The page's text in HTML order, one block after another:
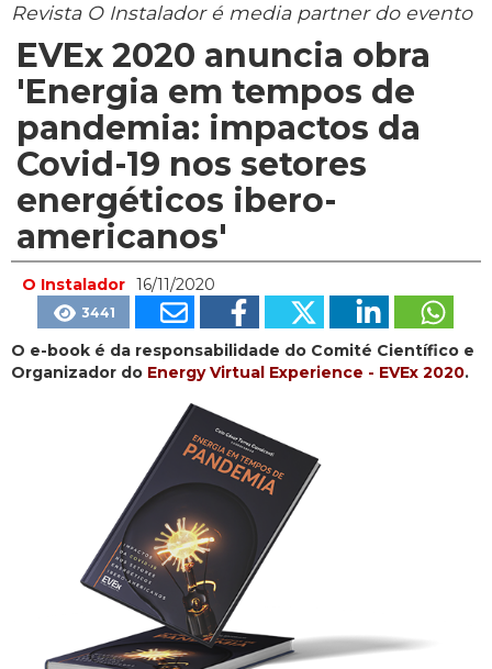
Revista O Instalador é media partner do evento
EVEx 2020 anuncia obra
'Energia em tempos de
pandemia: impactos da
Covid-19 nos setores
energéticos ibero-
americanos'
O Instalador 16/11/2020
3441
O e-book é da responsabilidade do Comité Científico e
Organizador do Energy Virtual Experience - EVEx 2020.